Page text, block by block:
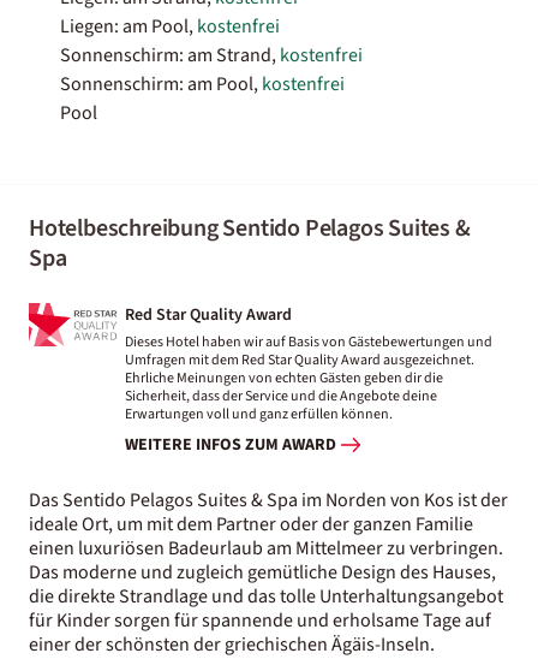
Liegen: am Pool,kostenfrei
Sonnenschirm: am Strand,kostenfrei
Sonnenschirm: am Pool,kostenfrei
Pool
Hotelbeschreibung Sentido Pelagos Suites &
Spa
Red Star Quality Award
Dieses Hotel haben wir auf Basis von Gästebewertungen und
Umfragen mit dem Red Star Quality Award ausgezeichnet.
Ehrliche Meinungen von echten Gästen geben dir die
Sicherheit, dass der Service und die Angebote deine
Erwartungen voll und ganz erfüllen können.
WEITERE INFOS ZUM AWARD
Das Sentido Pelagos Suites & Spa im Norden von Kos ist der
ideale Ort, um mit dem Partner oder der ganzen Familie
einen luxuriösen Badeurlaub am Mittelmeer zu verbringen.
Das moderne und zugleich gemütliche Design des Hauses,
die direkte Strandlage und das tolle Unterhaltungsangebot
für Kinder sorgen für spannende und erholsame Tage auf
einer der schönsten der griechischen Ägäis-Inseln.